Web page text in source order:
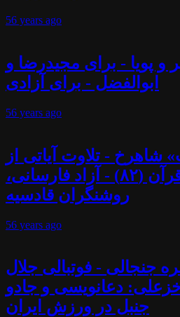
56 years ago
و پویا - برای مجیدرضا و
ابوالفضل - برای آزادی
56 years ago
شاهرخ - تلاوت آیاتی از
منجلاب قرآن (۸۲) - آزاد فارسانی،
روشنگران قادسیه
56 years ago
جنجالی - فوتبالی جلال
دعانویسی و جادو
جنبل در ورزش ایران